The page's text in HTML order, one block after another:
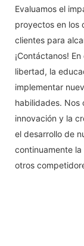
Evaluamos el
proyectos en los
clientes para
¡Contáctanos!
libertad, la
implementar
habilidades. Nos
innovación y la
el desarrollo de
continuamente
otros